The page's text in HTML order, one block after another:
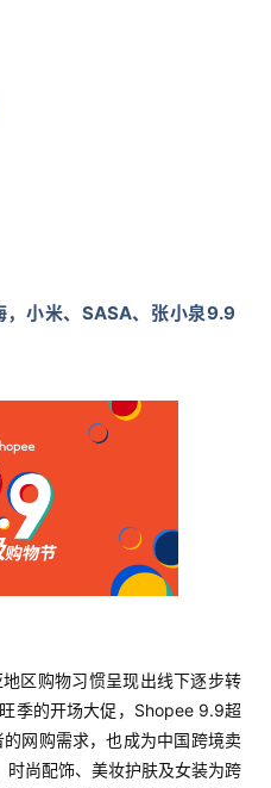
小米、SASA、张小泉9.9
区购物习惯呈现出线下逐步转
季的开场大促，Shopee 9.9超
网购需求，也成为中国跨境卖
尚配饰、美妆护肤及女装为跨